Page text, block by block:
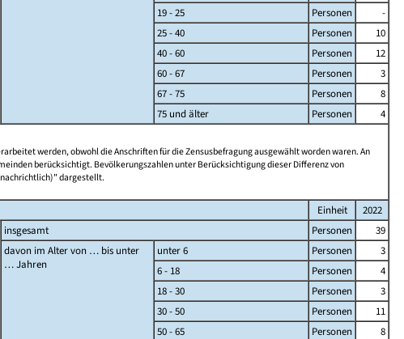
19 - 25
Personen
-
25 - 40
Personen
10
40 - 60
Personen
12
60 - 67
Personen
3
67 - 75
Personen
8
75 und älter
Personen
4
werden, obwohl die Anschriften für die Zensusbefragung ausgewählt worden waren. An
berücksichtigt. Bevölkerungszahlen unter Berücksichtigung dieser Differenz von
dargestellt.
Einheit
2022
insgesamt Personen
39
davon im Alter von … bis unter
… Jahren
unter 6 Personen
3
6 - 18
Personen
4
18 - 30
Personen
3
30 - 50
Personen
11
50 - 65
Personen
8